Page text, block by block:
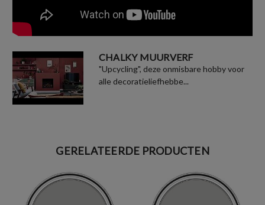
CHALKY MUURVERF
"Upcycling", deze onmisbare hobby voor
alle decoratieliefhebbe...
GERELATEERDE PRODUCTEN